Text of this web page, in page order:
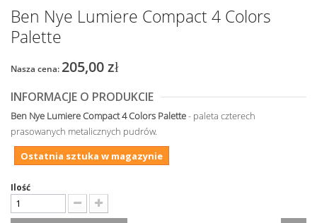
Ben Nye Lumiere Compact 4 Colors
Palette
Nasza cena: 205,00 zł
INFORMACJE O PRODUKCIE
Ben Nye Lumiere Compact 4 Colors Palette- paleta czterech
prasowanych metalicznych pudrów.
Ostatnia sztuka w magazynie
Ilość